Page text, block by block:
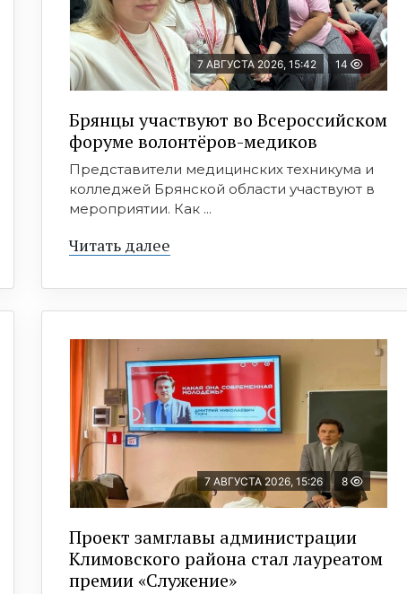
7 АВГУСТА 2026, 15:42 14
Брянцы участвуют во Всероссийском
форуме волонтёров-медиков
Представители медицинских техникума и
колледжей Брянской области участвуют в
мероприятии. Как ...
Читать далее
7 АВГУСТА 2026, 15:26 8
Проект замглавы администрации
Климовского района стал лауреатом
премии «Служение»